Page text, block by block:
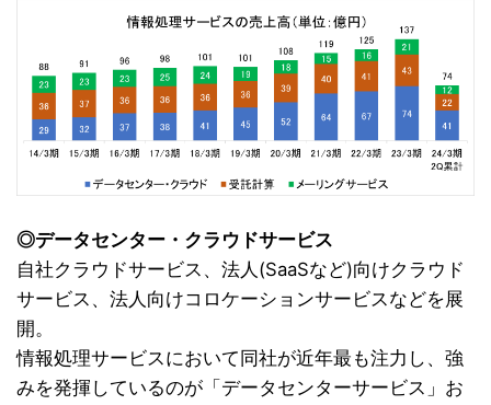
◎データセンター・クラウドサービス
自社クラウドサービス、法人(SaaSなど)向けクラウド
サービス、法人向けコロケーションサービスなどを展
開。
情報処理サービスにおいて同社が近年最も注力し、強
みを発揮しているのが「データセンターサービス」お